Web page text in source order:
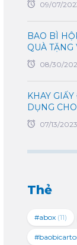
09/07/
BAO BÌ
QUÀ TẶNG
08/30/
KHAY
DỤNG
07/13/2023
Thẻ
#abox (11)